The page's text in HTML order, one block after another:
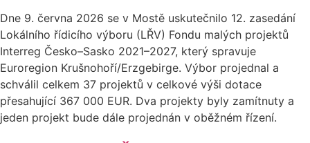
Dne 9. června 2026 se v Mostě uskutečnilo 12. zasedání
Lokálního řídicího výboru (LŘV) Fondu malých projektů
Interreg Česko–Sasko 2021–2027, který spravuje
Euroregion Krušnohoří/Erzgebirge. Výbor projednal a
schválil celkem 37 projektů v celkové výši dotace
přesahující 367 000 EUR. Dva projekty byly zamítnuty a
jeden projekt bude dále projednán v oběžném řízení.